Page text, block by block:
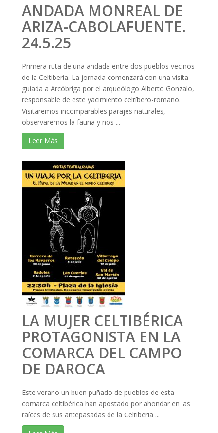
ANDADA MONREAL DE
ARIZA-CABOLAFUENTE.
24.5.25
Primera ruta de una andada entre dos pueblos vecinos
de la Celtiberia. La jornada comenzará con una visita
guiada a Arcóbriga por el arqueólogo Alberto Gonzalo,
responsable de este yacimiento celtíbero-romano.
Visitaremos incomparables parajes naturales,
observaremos la fauna y nos ...
Leer Más
LA MUJER CELTIBÉRICA
PROTAGONISTA EN LA
COMARCA DEL CAMPO
DE DAROCA
Este verano un buen puñado de pueblos de esta
comarca celtibérica han apostado por ahondar en las
raíces de sus antepasadas de la Celtiberia ...